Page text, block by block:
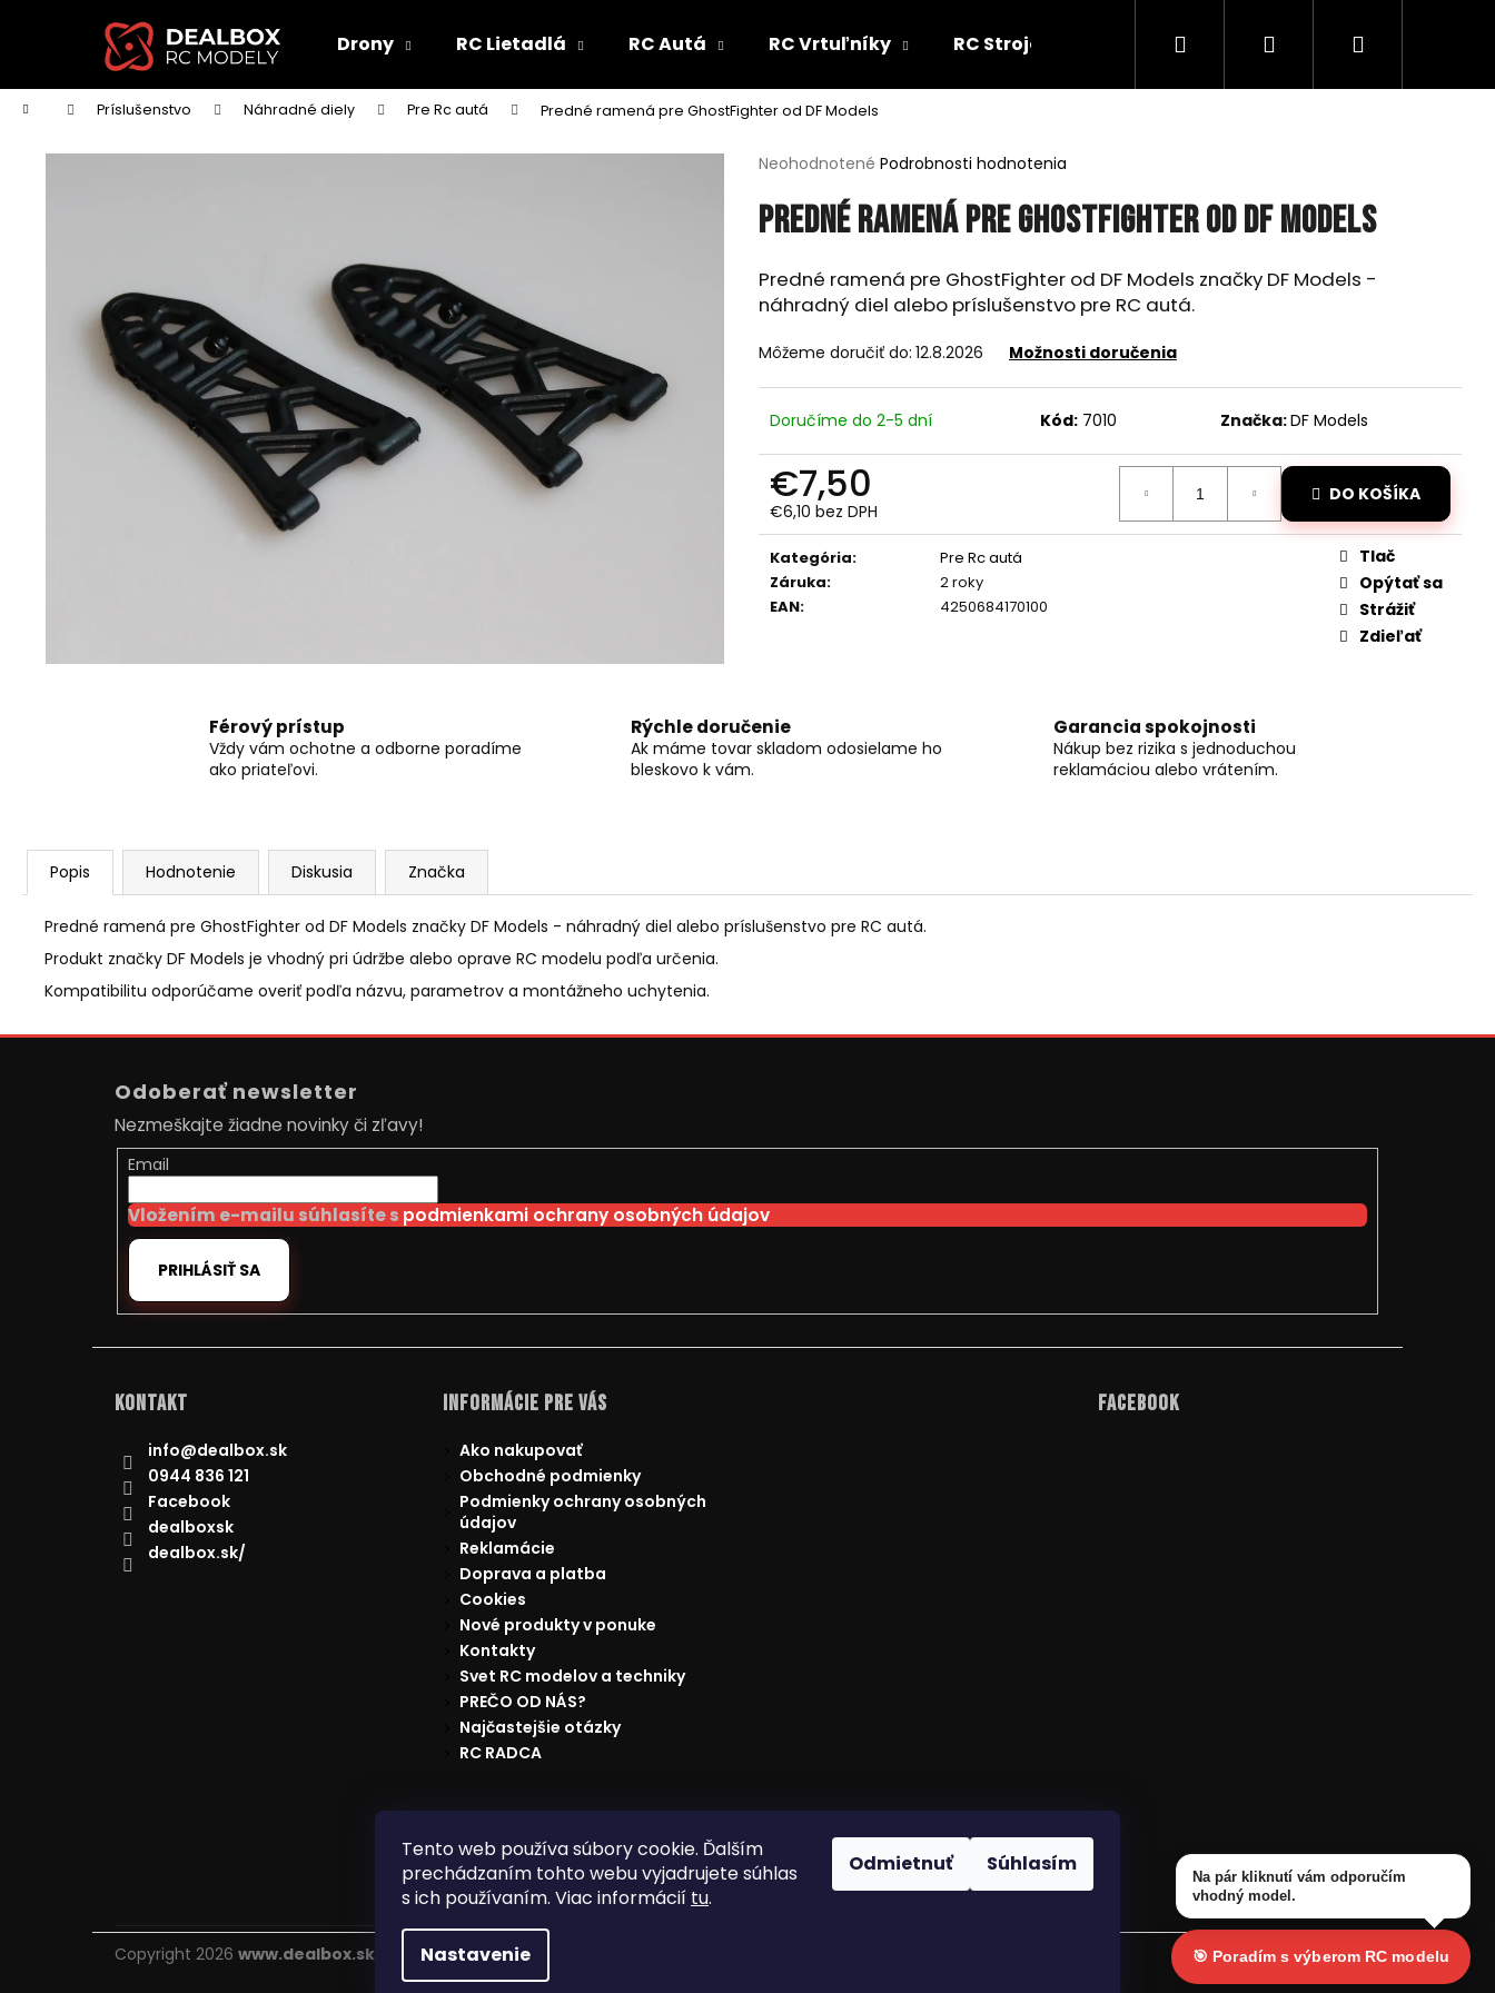
Tento web používa súbory cookie. Ďalším
prechádzaním tohto webu vyjadrujete súhlas
s ich používaním. Viac informácií tu.
Nastavenie
Odmietnuť Súhlasím
Drony RC Lietadlá RC Autá RC Vrtuľníky RC Stroje RC Tanky Lode RC Roboty
Hľadať PrihlásenieNákupný
Domov Príslušenstvo Náhradné diely Pre Rc autá Predné ramená pre GhostFighter od DF Models
Priemerné
produktu
je
z
5
hviezdičiek.
Neohodnotené Podrobnosti hodnotenia
Predné ramená pre GhostFighter od DF Models
Predné ramená pre GhostFighter od DF Models značky DF Models -
náhradný diel alebo príslušenstvo pre RC autá.
Môžeme doručiť do: 12.8.2026 Možnosti doručenia
Doručíme do 2-5 dní Kód: 7010 Značka:DF Models
€7,50
€6,10 bez DPH
Jednotková
cena:
DO KOŠÍKA
Kategória:
Pre Rc autá
Záruka:
2 roky
EAN: 4250684170100
Tlač
Opýtať sa
Strážiť
Zdieľať
Férový prístup
Vždy vám ochotne a odborne poradíme
ako priateľovi.
Rýchle doručenie
Ak máme tovar skladom odosielame ho
bleskovo k vám.
Garancia spokojnosti
Nákup bez rizika s jednoduchou
reklamáciou alebo vrátením.
Popis Hodnotenie Diskusia Značka
Predné ramená pre GhostFighter od DF Models značky DF Models - náhradný diel alebo príslušenstvo pre RC autá.
Produkt značky DF Models je vhodný pri údržbe alebo oprave RC modelu podľa určenia.
Kompatibilitu odporúčame overiť podľa názvu, parametrov a montážneho uchytenia.
í
Späť
do
obchodu
Späť
do
obchodu
Čo potrebujete nájsť?
HĽADAŤ
RC DRIFTOVACIE AUTO HB-DRIFT CAR RC DRIFTOVACIE AUTO HB-DRIFT CAR DIAĽKOVO OVLÁDANÝ JCB TRAKTOR
BAGER 1:20 RTR 2,4GHZ
Pôvodne: €66
Odoberať newsletter
Nezmeškajte žiadne novinky či zľavy!
Email
Vložením e-mailu súhlasíte s podmienkami ochrany osobných údajov
PRIHLÁSIŤ SA
Kontakt
info@dealbox.sk
0944 836 121
Facebook
dealboxsk
dealbox.sk/
Informácie pre Vás
Ako nakupovať
Obchodné podmienky
Podmienky ochrany osobných
údajov
Reklamácie
Doprava a platba
Cookies
Nové produkty v ponuke
Kontakty
Svet RC modelov a techniky
PREČO OD NÁS?
Najčastejšie otázky
RC RADCA
Facebook
Reklamácie Doprava a platba Najnižšia cena na trhu Obchodné podmienky
Copyright 2026 www.dealbox.sk . Všetky práva vyhradené.
Na pár kliknutí vám odporučím
vhodný model.
🎯 Poradím s výberom RC modelu